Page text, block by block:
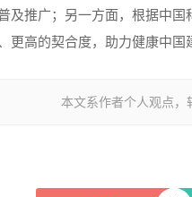
及推广；另一方面，根据中
更高的契合度，助力健康中国
本文系作者个人观点，